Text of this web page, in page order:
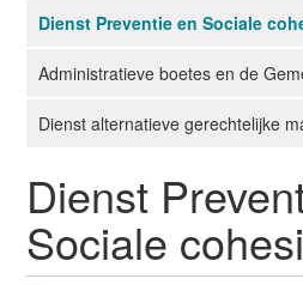
N
v
i
a
t
i
e
Dienst Preventie en Sociale
Administratieve boetes en de
Dienst alternatieve gerechtelijke
Dienst
Sociale